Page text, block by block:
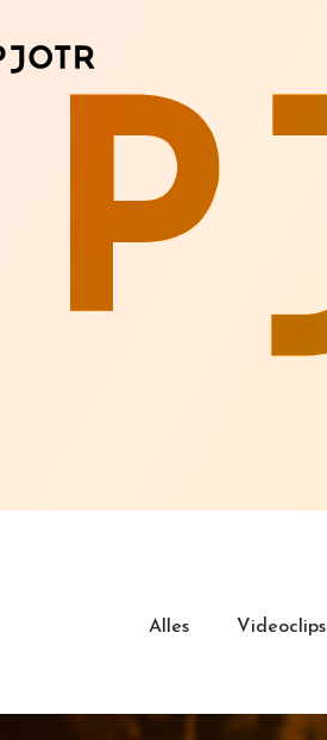
Alles Videoclips